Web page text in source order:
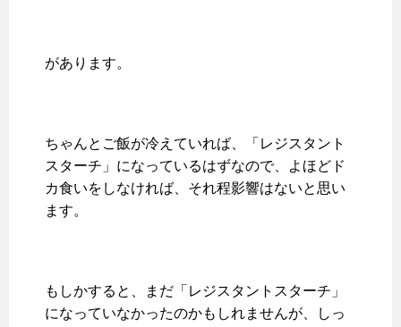
があります。
ちゃんとご飯が冷えていれば、「レジスタント
スターチ」になっているはずなので、よほどド
カ食いをしなければ、それ程影響はないと思い
ます。
もしかすると、まだ「レジスタントスターチ」
になっていなかったのかもしれませんが、しっ